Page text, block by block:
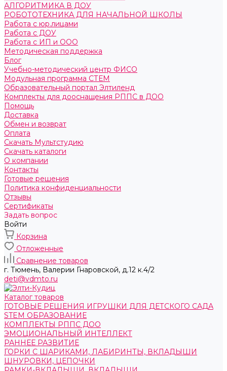
АЛГОРИТМИКА В ДОУ
РОБОТОТЕХНИКА ДЛЯ НАЧАЛЬНОЙ ШКОЛЫ
Работа с юр.лицами
Работа с ДОУ
Работа с ИП и ООО
Методическая поддержка
Блог
Учебно-методический центр ФИСО
Модульная программа СТЕМ
Образовательный портал Элтиленд
Комплекты для дооснащения РППС в ДОО
Помощь
Доставка
Обмен и возврат
Оплата
Скачать Мультстудию
Скачать каталоги
О компании
Контакты
Готовые решения
Политика конфиденциальности
Отзывы
Сертификаты
Задать вопрос
Войти
Корзина
Отложенные
Сравнение товаров
г. Тюмень, ​Валерии Гнаровской, д.12 к.4/2
deti@vdmto.ru
Каталог товаров
ГОТОВЫЕ РЕШЕНИЯ ИГРУШКИ ДЛЯ ДЕТСКОГО САДА
STEM ОБРАЗОВАНИЕ
КОМПЛЕКТЫ РППС ДОО
ЭМОЦИОНАЛЬНЫЙ ИНТЕЛЛЕКТ
РАННЕЕ РАЗВИТИЕ
ГОРКИ С ШАРИКАМИ, ЛАБИРИНТЫ, ВКЛАДЫШИ
ШНУРОВКИ, ЦЕПОЧКИ